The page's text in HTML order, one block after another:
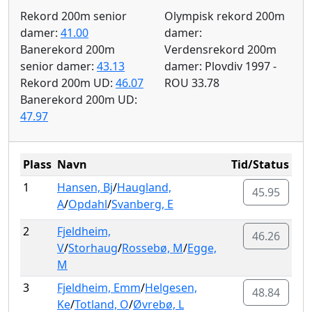
Rekord 200m senior
damer: 41.00
Banerekord 200m
senior damer: 43.13
Rekord 200m UD: 46.07
Banerekord 200m UD:
47.97
Olympisk rekord 200m
damer:
Verdensrekord 200m
damer: Plovdiv 1997 -
ROU 33.78
Plass Navn
Tid/Status
1
Hansen, Bj/Haugland,
A/Opdahl/Svanberg, E
45.95
2
Fjeldheim,
V/Storhaug/Rossebø, M/Egge,
M
46.26
3 Fjeldheim, Emm/Helgesen,
Ke/Totland, O/Øvrebø, L
48.84